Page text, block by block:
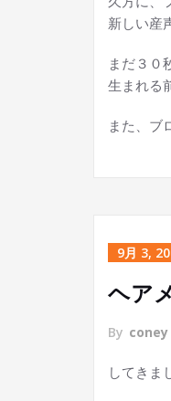
新しい産
まだ３０
生まれる
また、ブ
9月 3,
ヘア
By coney
してきま